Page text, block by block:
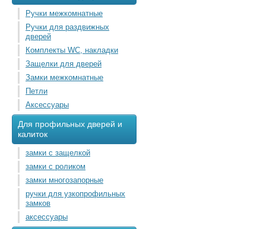
Ручки межкомнатные
Ручки для раздвижных
дверей
Комплекты WC, накладки
Защелки для дверей
Замки межкомнатные
Петли
Аксессуары
Для профильных дверей и
калиток
замки с защелкой
замки с роликом
замки многозапорные
ручки для узкопрофильных
замков
аксессуары